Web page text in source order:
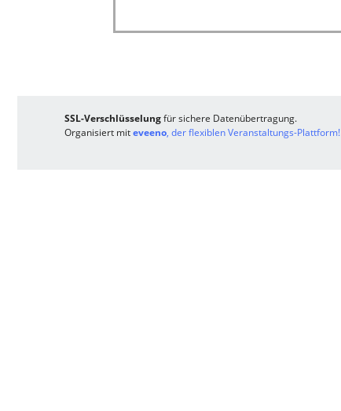
SSL-Verschlüsselungfür sichere Datenübertragung.
Organisiert miteveeno, der flexiblen Veranstaltungs-Plattform!